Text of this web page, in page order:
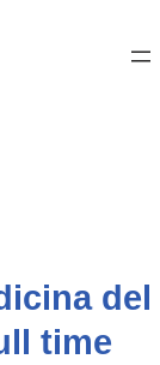
del
time